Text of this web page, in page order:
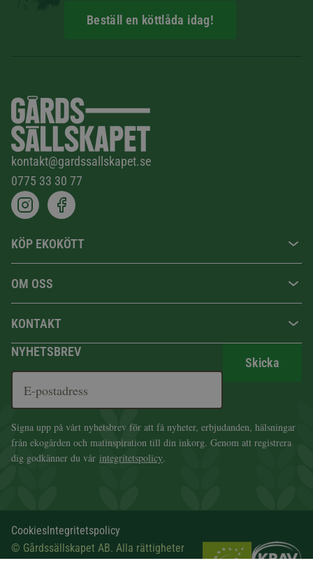
Beställ en köttlåda idag!
kontakt@gardssallskapet.se
0775 33 30 77
KÖP EKOKÖTT
OM OSS
KONTAKT
NYHETSBREV
Skicka
Signa upp på vårt nyhetsbrev för att få nyheter, erbjudanden, hälsningar
från ekogården och matinspiration till din inkorg. Genom att registrera
dig godkänner du vår integritetspolicy.
CookiesIntegritetspolicy
© Gårdssällskapet AB. Alla rättigheter